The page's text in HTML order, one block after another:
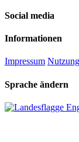
Social media
Informationen
Impressum
Sprache ändern